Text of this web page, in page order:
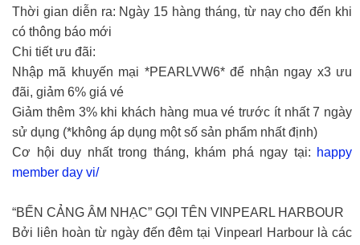
Thời gian diễn ra: Ngày 15 hàng tháng, từ nay cho đến khi
có thông báo mới
Chi tiết ưu đãi:
Nhập mã khuyến mại *PEARLVW6* để nhận ngay x3 ưu
đãi, giảm 6% giá vé
Giảm thêm 3% khi khách hàng mua vé trước ít nhất 7 ngày
sử dụng (*không áp dụng một số sản phẩm nhất định)
Cơ hội duy nhất trong tháng, khám phá ngay tại: happy
member day vi/
“BẾN CẢNG ÂM NHẠC” GỌI TÊN VINPEARL HARBOUR
Bởi liên hoàn từ ngày đến đêm tại Vinpearl Harbour là các